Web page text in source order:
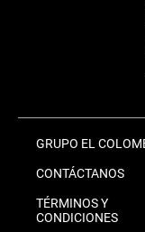
GRUPO EL
CONTÁCTANOS
TÉRMINOS Y
CONDICIONES